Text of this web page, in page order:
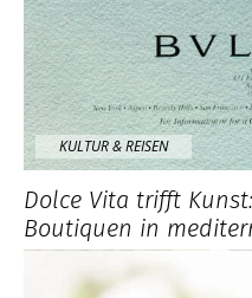
KULTUR & REISEN
Dolce Vita trifft
Boutiquen in